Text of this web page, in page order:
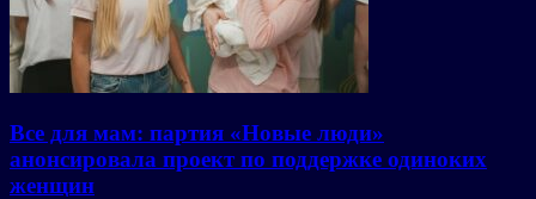
Все для мам: партия «Новые люди»
анонсировала проект по поддержке одиноких
женщин